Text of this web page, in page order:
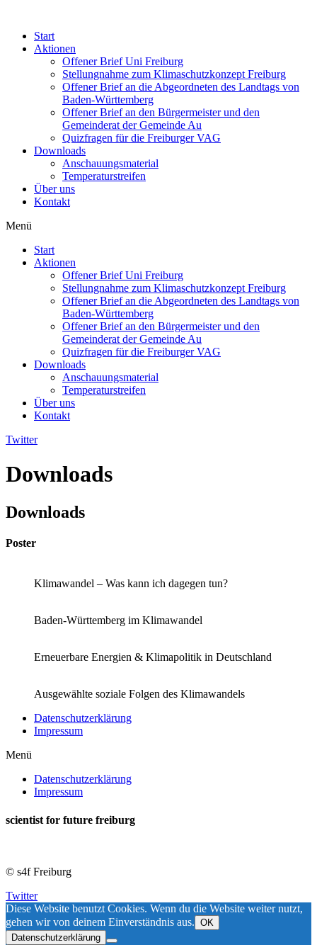
Start
Aktionen
Offener Brief Uni Freiburg
Stellungnahme zum Klimaschutzkonzept Freiburg
Offener Brief an die Abgeordneten des Landtags von
Baden-Württemberg
Offener Brief an den Bürgermeister und den
Gemeinderat der Gemeinde Au​
Quizfragen für die Freiburger VAG
Downloads
Anschauungsmaterial
Temperaturstreifen
Über uns
Kontakt
Menü
Start
Aktionen
Offener Brief Uni Freiburg
Stellungnahme zum Klimaschutzkonzept Freiburg
Offener Brief an die Abgeordneten des Landtags von
Baden-Württemberg
Offener Brief an den Bürgermeister und den
Gemeinderat der Gemeinde Au​
Quizfragen für die Freiburger VAG
Downloads
Anschauungsmaterial
Temperaturstreifen
Über uns
Kontakt
Twitter
Downloads
Downloads
Poster
Klimawandel – Was kann ich dagegen tun?
Baden-Württemberg im Klimawandel
Erneuerbare Energien & Klimapolitik in Deutschland
Ausgewählte soziale Folgen des Klimawandels
Datenschutzerklärung
Impressum
Menü
Datenschutzerklärung
Impressum
scientist for future freiburg
© s4f Freiburg
Twitter
Diese Website benutzt Cookies. Wenn du die Website weiter nutzt,
gehen wir von deinem Einverständnis aus. OK
Datenschutzerklärung